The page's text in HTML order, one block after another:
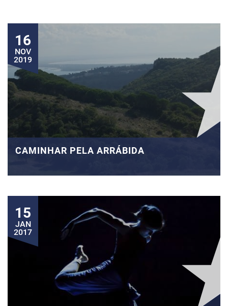
16
NOV
2019
CAMINHAR PELA ARRÁBIDA
15
JAN
2017